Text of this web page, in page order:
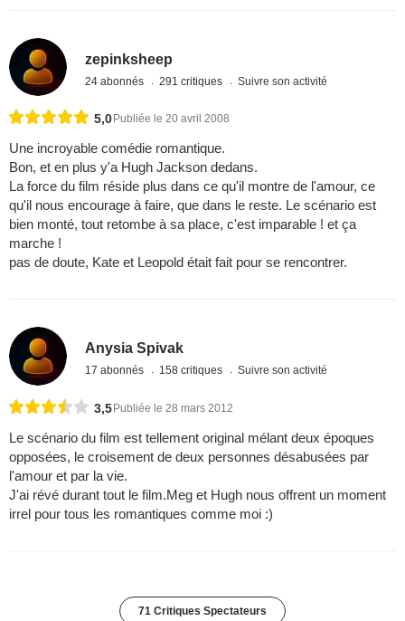
zepinksheep
24 abonnés 291 critiques Suivre son activité
5,0 Publiée le 20 avril 2008
Une incroyable comédie romantique.
Bon, et en plus y'a Hugh Jackson dedans.
La force du film réside plus dans ce qu'il montre de l'amour, ce
qu'il nous encourage à faire, que dans le reste. Le scénario est
bien monté, tout retombe à sa place, c'est imparable ! et ça
marche !
pas de doute, Kate et Leopold était fait pour se rencontrer.
Anysia Spivak
17 abonnés 158 critiques Suivre son activité
3,5Publiée le 28 mars 2012
Le scénario du film est tellement original mélant deux époques
opposées, le croisement de deux personnes désabusées par
l'amour et par la vie.
J'ai révé durant tout le film.Meg et Hugh nous offrent un moment
irrel pour tous les romantiques comme moi :)
71 Critiques Spectateurs